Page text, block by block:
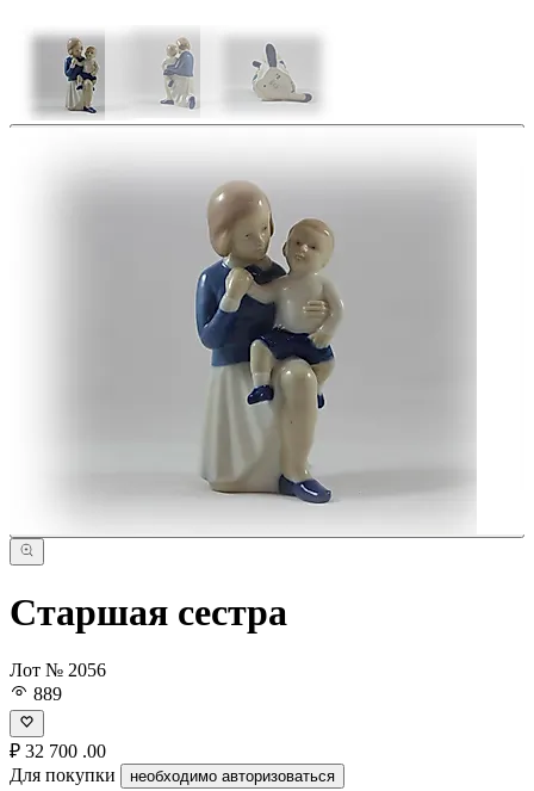
Старшая сестра
Лот № 2056
889
₽ 32 700 .00
Для покупки
необходимо авторизоваться